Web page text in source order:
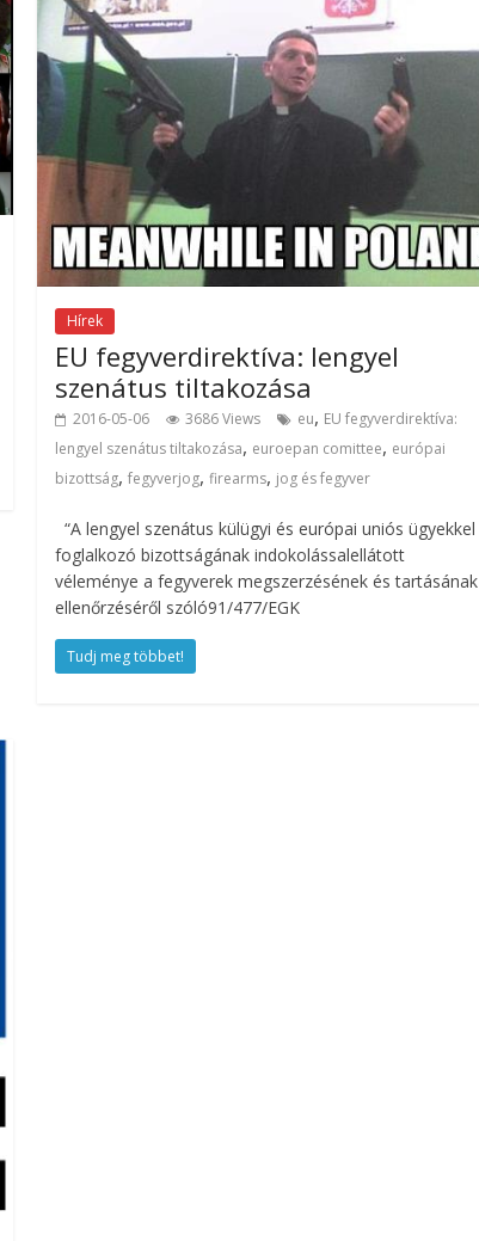
Hírek
EU fegyverdirektíva: lengyel
szenátus tiltakozása
2016-05-06 3686 Views eu, EU fegyverdirektíva:
lengyel szenátus tiltakozása, euroepan comittee, európai
bizottság,fegyverjog,firearms, jog és fegyver
“A lengyel szenátus külügyi és európai uniós ügyekkel
foglalkozó bizottságának indokolássalellátott
véleménye a fegyverek megszerzésének és tartásának
ellenőrzéséről szóló91/477/EGK
Tudj meg többet!